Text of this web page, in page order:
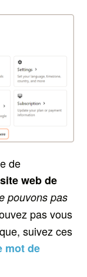
de
site web de
pouvons pas
pas vous
suivez ces
mot de